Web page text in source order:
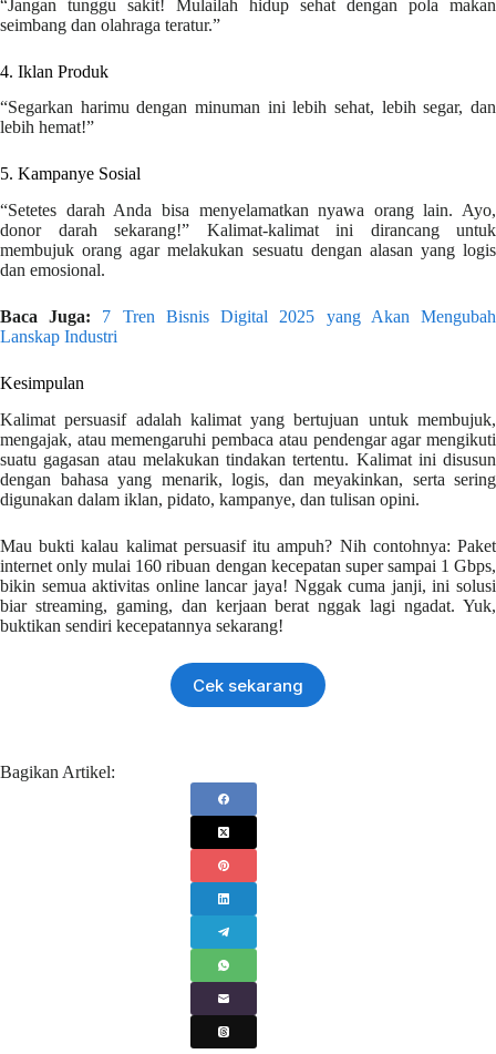
“Jangan tunggu sakit! Mulailah hidup sehat dengan pola makan
seimbang dan olahraga teratur.”
4. Iklan Produk
“Segarkan harimu dengan minuman ini lebih sehat, lebih segar, dan
lebih hemat!”
5. Kampanye Sosial
“Setetes darah Anda bisa menyelamatkan nyawa orang lain. Ayo,
donor darah sekarang!” Kalimat-kalimat ini dirancang untuk
membujuk orang agar melakukan sesuatu dengan alasan yang logis
dan emosional.
Baca Juga:
7 Tren Bisnis Digital 2025 yang Akan Mengubah
Lanskap Industri
Kesimpulan
Kalimat persuasif adalah kalimat yang bertujuan untuk membujuk,
mengajak, atau memengaruhi pembaca atau pendengar agar mengikuti
suatu gagasan atau melakukan tindakan tertentu. Kalimat ini disusun
dengan bahasa yang menarik, logis, dan meyakinkan, serta sering
digunakan dalam iklan, pidato, kampanye, dan tulisan opini.
Mau bukti kalau kalimat persuasif itu ampuh? Nih contohnya: Paket
internet only mulai 160 ribuan dengan kecepatan super sampai 1 Gbps,
bikin semua aktivitas online lancar jaya! Nggak cuma janji, ini solusi
biar streaming, gaming, dan kerjaan berat nggak lagi ngadat. Yuk,
buktikan sendiri kecepatannya sekarang!
Cek sekarang
Bagikan Artikel: